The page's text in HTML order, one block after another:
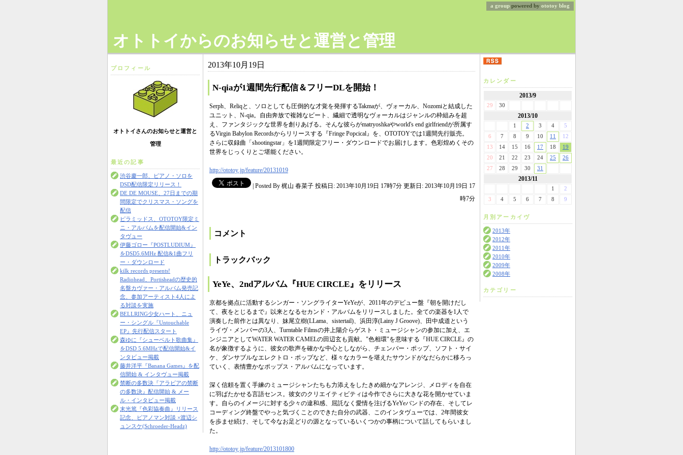
a group powered byototoy blog
オトトイからのお知らせと運営と管理
プロフィール
オトトイさんのお知らせと運営と
管理
最近の記事
渋谷慶一郎、ピアノ・ソロを
DSD配信限定リリース！
DE DE MOUSE、27日までの期
間限定でクリスマス・ソングを
配信
ピラミッドス、OTOTOY限定ミ
ニ・アルバムを配信開始&イン
タヴュー
伊藤ゴロー『POSTLUDIUM』
をDSD5.6MHz 配信&1曲フリ
ー・ダウンロード
kilk records presents!
Radiohead、Portisheadの歴史的
名盤カヴァー・アルバム発売記
念、参加アーティスト4人によ
る対談を実施
BELLRING少女ハート、ニュ
ー・シングル『Untouchable
EP』先行配信スタート
森ゆに『シューベルト歌曲集』
をDSD 5.6MHzで配信開始&イ
ンタビュー掲載
藤井洋平『Banana Games』を配
信開始 & インタヴュー掲載
禁断の多数決『アラビアの禁断
の多数決』配信開始 & メー
ル・インタビュー掲載
末光篤『色彩協奏曲』リリース
記念、ピアノマン対談 ×渡辺シ
ュンスケ(Schroeder-Headz)
カレンダー
2013/9
29 30
2013/10
1 2 3 4
5
6
7 8 9 10 11
12
13
14 15 16 17 18
19
20
21 22 23 24 25
26
27
28 29 30 31
2013/11
1
2
3
4 5 6 7 8 9
月別アーカイヴ
2013年
2012年
2011年
2010年
2009年
2008年
カテゴリー
2013年10月19日
N-qiaが1週間先行配信＆フリーDLを開始！
Serph、Reliqと、ソロとしても圧倒的な才覚を発揮するTakmaが、ヴォーカル、Nozomiと結成した
ユニット、N-qia。自由奔放で複雑なビート、繊細で透明なヴォーカルはジャンルの枠組みを超
え、ファンタジックな世界を創りあげる。そんな彼らがmatryoshkaやworld's end girlfriendが所属す
るVirgin Babylon Recordsからリリースする『Fringe Popcical』を、OTOTOYでは1週間先行販売。
さらに収録曲「shootingstar」を1週間限定フリー・ダウンロードでお届けします。色彩煌めくその
世界をじっくりとご堪能ください。
http://ototoy.jp/feature/20131019
Posted By 梶山 春菜子 投稿日: 2013年10月19日 17時7分 更新日: 2013年10月19日 17
時7分
コメント
トラックバック
YeYe、2ndアルバム『HUE CIRCLE』をリリース
京都を拠点に活動するシンガー・ソングライターYeYeが、2011年のデビュー盤『朝を開けだし
て、夜をとじるまで』以来となるセカンド・アルバムをリリースしました。全ての楽器を1人で
演奏した前作とは異なり、妹尾立樹(LLama、sistertail)、浜田淳(Lainy J Groove)、田中成道という
ライヴ・メンバーの3人、Turntable Filmsの井上陽介らゲスト・ミュージシャンの参加に加え、エ
ンジニアとしてWATER WATER CAMELの田辺玄も貢献。"色相環"を意味する『HUE CIRCLE』の
名が象徴するように、彼女の歌声を確かな中心としながら、チェンバー・ポップ、ソフト・サイ
ケ、ダンサブルなエレクトロ・ポップなど、様々なカラーを堪えたサウンドがなだらかに移ろっ
ていく、表情豊かなポップス・アルバムになっています。
深く信頼を置く手練のミュージシャンたちも力添えをしたきめ細かなアレンジ、メロディを自在
に羽ばたかせる言語センス。彼女のクリエイティビティは今作でさらに大きな花を開かせていま
す。自らのイメージに対する少々の違和感、屈託なく愛情を注げるYeYeバンドの存在、そしてレ
コーディング終盤でやっと気づくことのできた自分の武器、このインタヴューでは、2年間彼女
を歩ませ続け、そして今なお足どりの源となっているいくつかの事柄について話してもらいまし
た。
http://ototoy.jp/feature/2013101800